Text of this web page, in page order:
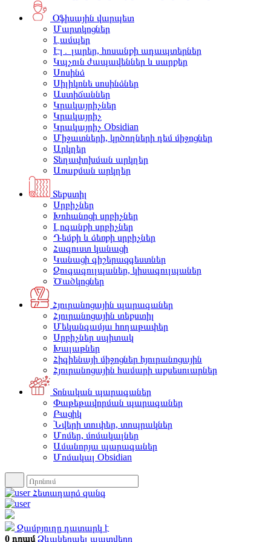
Օֆիսային վարպետ
Մարտկոցներ
Լամպեր
Էլ․ լարեր, հոսանքի ադապտերներ
Կպչուն ժապավեններ և սարքեր
Սոսինձ
Սիլիկոնե սոսինձներ
Աստիճաններ
Կրակայրիչներ
Կրակայրիչ
Կրակայրիչ Obsidian
Միջատների, կրծողների դեմ միջոցներ
Արկղեր
Տեղափոխման արկղեր
Առաքման արկղեր
Տեքստիլ
Սրբիչներ
Խոհանոցի սրբիչներ
Լոգանքի սրբիչներ
Դեմքի և ձեռքի սրբիչներ
Հագուստ կանացի
Կանացի գիշերազգեստներ
Զուգագուլպաներ, կիսագուլպաներ
Ծածկոցներ
Հյուրանոցային պարագաներ
Հյուրանոցային տեքստիլ
Մեկանգամյա հողաթափեր
Սրբիչներ սպիտակ
Խալաթներ
Հիգիենայի միջոցներ հյուրանոցային
Հյուրանոցային համարի աքսեսուարներ
Տոնական պարագաներ
Փաթեթավորման պարագաներ
Բացիկ
Նվերի տուփեր, տոպրակներ
Մոմեր, մոմակալներ
Ամանորյա պարագաներ
Մոմակալ Obsidian
Հետադարձ զանգ
Զամբյուղը դատարկ է
0 դրամ Ձևակերպել պատվերը